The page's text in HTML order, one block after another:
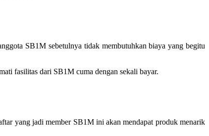
SB1M sebetulnya tidak membutuhkan biaya yang begitu
fasilitas dari SB1M cuma dengan sekali bayar.
yang jadi member SB1M ini akan mendapat produk menarik